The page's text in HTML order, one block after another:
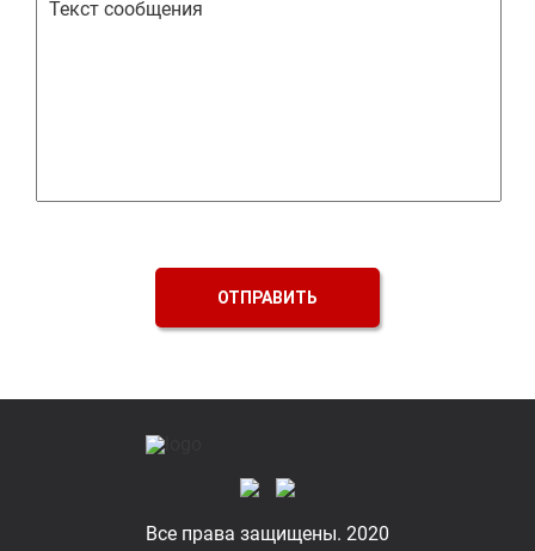
ОТПРАВИТЬ
Все права защищены. 2020